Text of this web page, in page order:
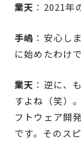
業天 ：2021年
手嶋 ：安心し
に始めたわけ
業天 ：逆に、
すよね（笑）
フトウェア開
です。そのス